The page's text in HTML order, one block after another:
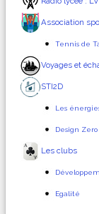
Association
Tennis de
Voyages et
STI2D
Les
Design
Les clubs
Egalité